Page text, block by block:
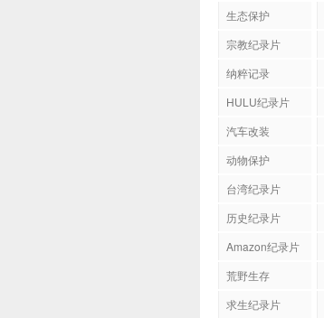
生态保护
宗教纪录片
纳粹记录
HULU纪录片
汽车改装
动物保护
台湾纪录片
历史纪录片
Amazon纪录片
荒野生存
求生纪录片